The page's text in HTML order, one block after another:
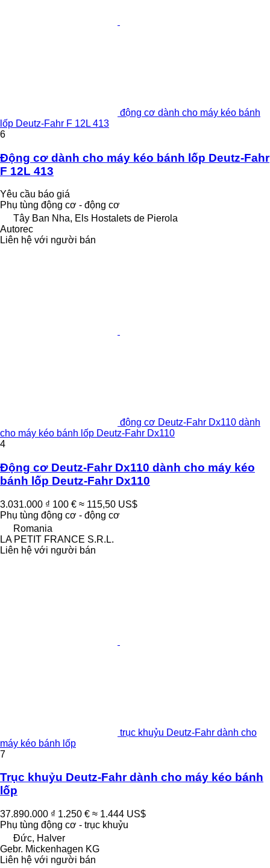
động cơ dành cho máy kéo bánh
lốp Deutz-Fahr F 12L 413
6
Động cơ dành cho máy kéo bánh lốp Deutz-Fahr
F 12L 413
Yêu cầu báo giá
Phụ tùng động cơ - động cơ
Tây Ban Nha, Els Hostalets de Pierola
Autorec
Liên hệ với người bán
động cơ Deutz-Fahr Dx110 dành
cho máy kéo bánh lốp Deutz-Fahr Dx110
4
Động cơ Deutz-Fahr Dx110 dành cho máy kéo
bánh lốp Deutz-Fahr Dx110
3.031.000 ₫ 100 € ≈ 115,50 US$
Phụ tùng động cơ - động cơ
Romania
LA PETIT FRANCE S.R.L.
Liên hệ với người bán
trục khuỷu Deutz-Fahr dành cho
máy kéo bánh lốp
7
Trục khuỷu Deutz-Fahr dành cho máy kéo bánh
lốp
37.890.000 ₫ 1.250 € ≈ 1.444 US$
Phụ tùng động cơ - trục khuỷu
Đức, Halver
Gebr. Mickenhagen KG
Liên hệ với người bán